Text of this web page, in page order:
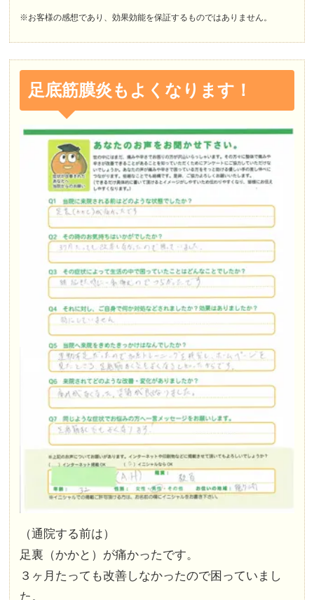
※お客様の感想であり、効果効能を保証するものではありません。
足底筋膜炎もよくなります！
（通院する前は）
足裏（かかと）が痛かったです。
３ヶ月たっても改善しなかったので困っていまし
た。